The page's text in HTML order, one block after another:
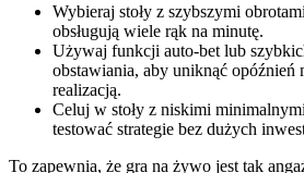
Wybieraj stoły z szybszymi
obsługują wiele rąk na minutę.
Używaj funkcji auto‑bet lub
obstawiania, aby uniknąć opóźnień
realizacją.
Celuj w stoły z niskimi
testować strategie bez dużych
To zapewnia, że gra na żywo jest tak